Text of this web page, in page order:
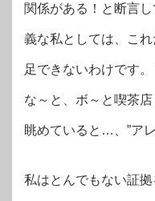
関係がある！と断言
義な私としては、こ
足できないわけです
な～と、ボ～と喫茶
眺めていると…、”ア
私はとんでもない証拠